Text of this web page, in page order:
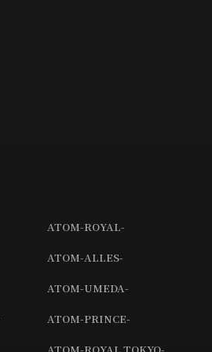
ATOM-ROYAL-
ATOM-ALLES-
ATOM-UMEDA-
ATOM-PRINCE-
ATOM-ROYAL TOKYO-